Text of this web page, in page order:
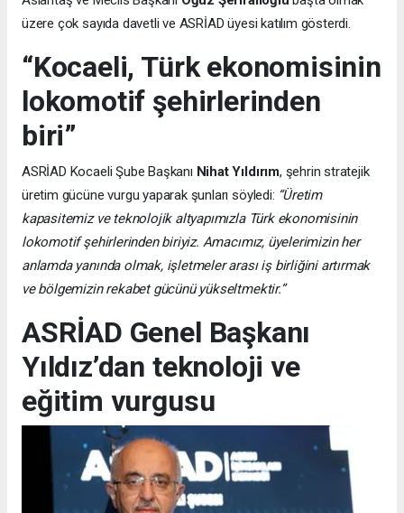
üzere çok sayıda davetli ve ASRİAD üyesi katılım gösterdi.
“Kocaeli, Türk ekonomisinin
lokomotif şehirlerinden
biri”
ASRİAD Kocaeli Şube Başkanı Nihat Yıldırım, şehrin stratejik
üretim gücüne vurgu yaparak şunları söyledi: “Üretim
kapasitemiz ve teknolojik altyapımızla Türk ekonomisinin
lokomotif şehirlerinden biriyiz. Amacımız, üyelerimizin her
anlamda yanında olmak, işletmeler arası iş birliğini artırmak
ve bölgemizin rekabet gücünü yükseltmektir.”
ASRİAD Genel Başkanı
Yıldız’dan teknoloji ve
eğitim vurgusu